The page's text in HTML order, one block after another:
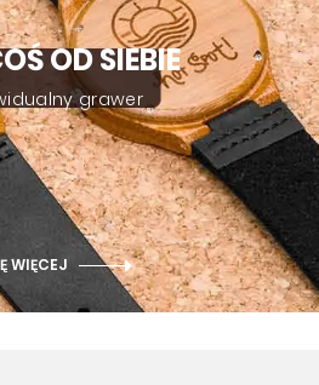
OD SIEBIE
grawer
WIĘCEJ